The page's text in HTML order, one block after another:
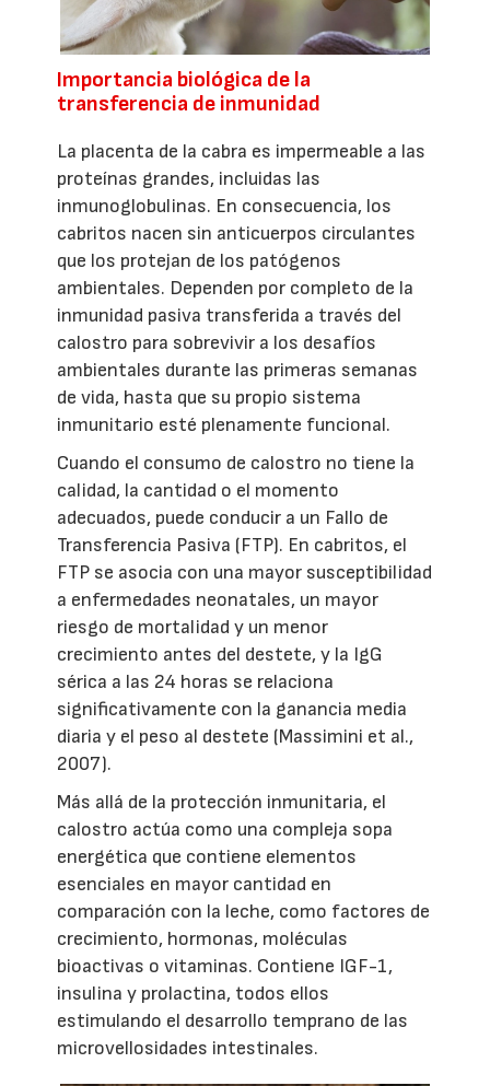
Importancia biológica de la
transferencia de inmunidad
La placenta de la cabra es impermeable a las
proteínas grandes, incluidas las
inmunoglobulinas. En consecuencia, los
cabritos nacen sin anticuerpos circulantes
que los protejan de los patógenos
ambientales. Dependen por completo de la
inmunidad pasiva transferida a través del
calostro para sobrevivir a los desafíos
ambientales durante las primeras semanas
de vida, hasta que su propio sistema
inmunitario esté plenamente funcional.
Cuando el consumo de calostro no tiene la
calidad, la cantidad o el momento
adecuados, puede conducir a un Fallo de
Transferencia Pasiva (FTP). En cabritos, el
FTP se asocia con una mayor susceptibilidad
a enfermedades neonatales, un mayor
riesgo de mortalidad y un menor
crecimiento antes del destete, y la IgG
sérica a las 24 horas se relaciona
significativamente con la ganancia media
diaria y el peso al destete (Massimini et al.,
2007).
Más allá de la protección inmunitaria, el
calostro actúa como una compleja sopa
energética que contiene elementos
esenciales en mayor cantidad en
comparación con la leche, como factores de
crecimiento, hormonas, moléculas
bioactivas o vitaminas. Contiene IGF-1,
insulina y prolactina, todos ellos
estimulando el desarrollo temprano de las
microvellosidades intestinales.